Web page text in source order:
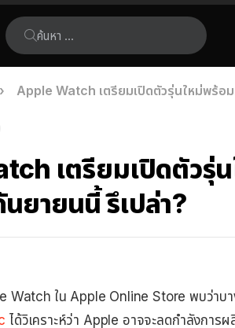
ค้นหา:
Apple Watch เตรียมเปิดตัวรุ่นใหม่พร้อ
เตรียมเปิดตัวรุ่
นยายนนี้ รึเปล่า?
Watch ใน Apple Online Store พบว่าบ
ได้วิเคราะห์ว่า Apple อาจจะลดกำลังกา